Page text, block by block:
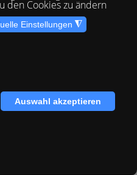
sie dieLinks zu den Airports